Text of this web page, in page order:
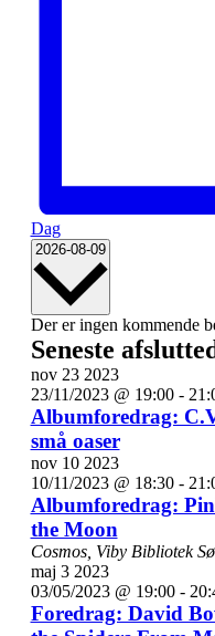
Dag
2026-08-09 Vælg
Kalender
af
Begivenheder
Der er ingen kommende
Seneste
nov 23 2023
23/11/2023 @ 19:00-
Albumforedrag:
små oaser
nov 10 2023
10/11/2023 @ 18:30-
Albumforedrag:
the Moon
Cosmos, Viby Bibliotek
maj 3 2023
03/05/2023 @ 19:00-
Foredrag: David